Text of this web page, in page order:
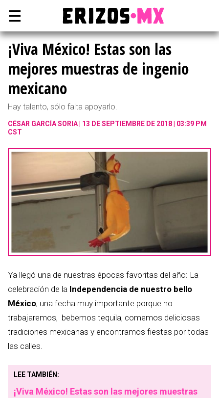
☰
¡Viva México! Estas son las
mejores muestras de ingenio
mexicano
Hay talento, sólo falta apoyarlo.
CÉSAR GARCÍA SORIA
13 DE SEPTIEMBRE DE 2018 | 03:39 PM
CST
Ya llegó una de nuestras épocas favoritas del año: La
celebración de la Independencia de nuestro bello
México, una fecha muy importante porque no
trabajaremos, bebemos tequila, comemos deliciosas
tradiciones mexicanas y encontramos fiestas por todas
las calles.
LEE TAMBIÉN:
¡Viva México! Estas son las mejores muestras